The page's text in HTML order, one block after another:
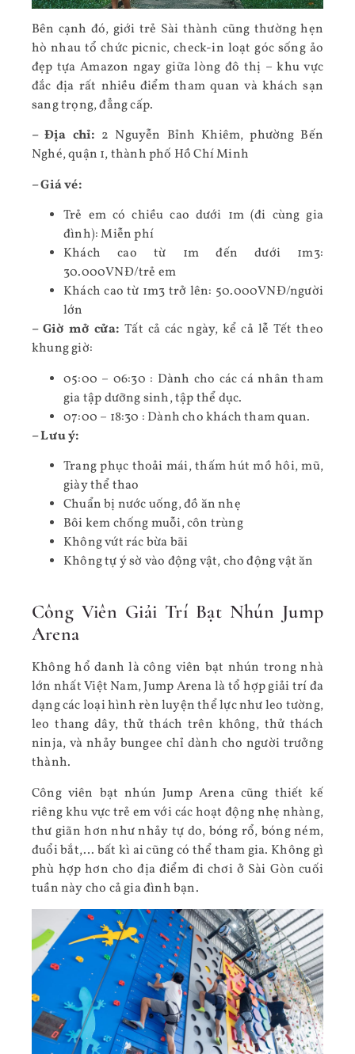
Bên cạnh đó, giới trẻ Sài thành cũng thường hẹn
hò nhau tổ chức picnic, check-in loạt góc sống ảo
đẹp tựa Amazon ngay giữa lòng đô thị – khu vực
đắc địa rất nhiều điểm tham quan và khách sạn
sang trọng, đẳng cấp.
– Địa chỉ: 2 Nguyễn Bỉnh Khiêm, phường Bến
Nghé, quận 1, thành phố Hồ Chí Minh
– Giá vé:
Trẻ em có chiều cao dưới 1m (đi cùng gia
đình): Miễn phí
Khách cao từ 1m đến dưới 1m3:
30.000VNĐ/trẻ em
Khách cao từ 1m3 trở lên: 50.000VNĐ/người
lớn
– Giờ mở cửa: Tất cả các ngày, kể cả lễ Tết theo
khung giờ:
05:00 – 06:30 : Dành cho các cá nhân tham
gia tập dưỡng sinh, tập thể dục.
07:00 – 18:30 : Dành cho khách tham quan.
– Lưu ý:
Trang phục thoải mái, thấm hút mồ hôi, mũ,
giày thể thao
Chuẩn bị nước uống, đồ ăn nhẹ
Bôi kem chống muỗi, côn trùng
Không vứt rác bừa bãi
Không tự ý sờ vào động vật, cho động vật ăn
Công Viên Giải Trí Bạt Nhún Jump
Arena
Không hổ danh là công viên bạt nhún trong nhà
lớn nhất Việt Nam, Jump Arena là tổ hợp giải trí đa
dạng các loại hình rèn luyện thể lực như leo tường,
leo thang dây, thử thách trên không, thử thách
ninja, và nhảy bungee chỉ dành cho người trưởng
thành.
Công viên bạt nhún Jump Arena cũng thiết kế
riêng khu vực trẻ em với các hoạt động nhẹ nhàng,
thư giãn hơn như nhảy tự do, bóng rổ, bóng ném,
đuổi bắt,… bất kì ai cũng có thể tham gia. Không gì
phù hợp hơn cho địa điểm đi chơi ở Sài Gòn cuối
tuần này cho cả gia đình bạn.